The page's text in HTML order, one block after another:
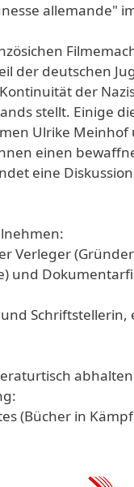
allemande"
der deutschen
der
stellt. Einige
Ulrike
einen
eine
Verleger
und
(Bücher in